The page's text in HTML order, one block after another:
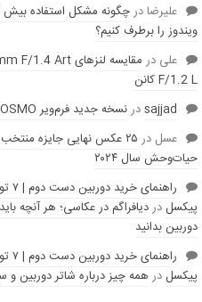
عليرضادرچگونه مشکل استفاده بیش
ویندوز را برطرف کنیم؟
علی در
F/1.2 L کانن
sajjadدرنسخه جدید فرم‌ویر DJI OSMO منتشر شد
عسل در
۲۵ عکس نهایی جایزه
حیات‌وحش سال ۲۰۲۴
پیکسلدردیافراگم در عکاسی؛ هر آنچه باید
دوربین بدانید
پیکسلدر همه چیز درباره شاتر دوربین